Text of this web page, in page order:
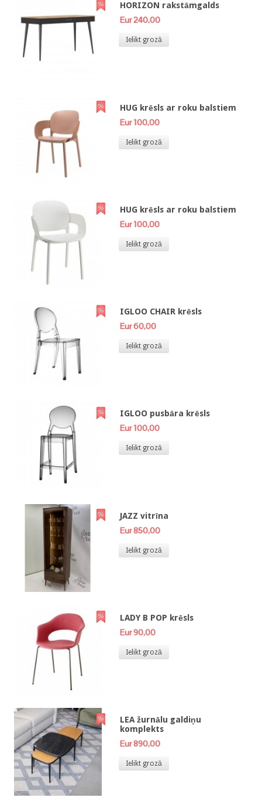
HORIZON rakstāmgalds
Eur 240,00
Ielikt grozā
HUG krēsls ar roku balstiem
Eur 100,00
Ielikt grozā
HUG krēsls ar roku balstiem
Eur 100,00
Ielikt grozā
IGLOO CHAIR krēsls
Eur 60,00
Ielikt grozā
IGLOO pusbāra krēsls
Eur 100,00
Ielikt grozā
JAZZ vitrīna
Eur 850,00
Ielikt grozā
LADY B POP krēsls
Eur 90,00
Ielikt grozā
LEA žurnālu galdiņu
komplekts
Eur 890,00
Ielikt grozā